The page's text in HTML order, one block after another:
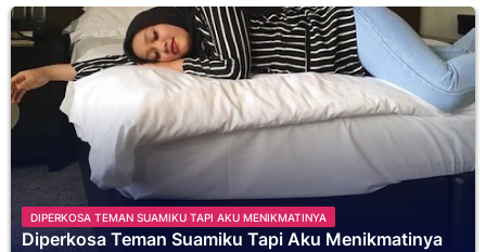
DIPERKOSA TEMAN SUAMIKU TAPI AKU MENIKMATINYA
Diperkosa Teman Suamiku Tapi Aku Menikmatinya